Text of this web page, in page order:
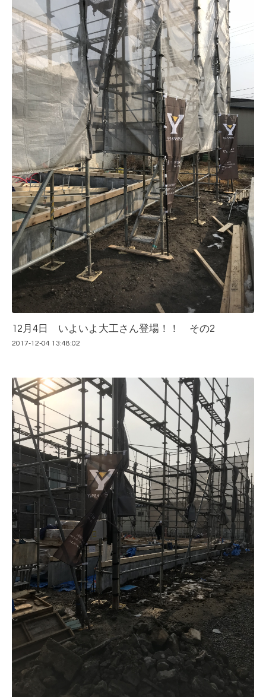
12月4日 いよいよ大工さん登場！！ その2
2017-12-04 13:48:02